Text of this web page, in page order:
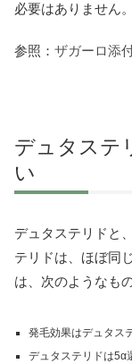
必要はありません。
参照： ザガーロ添
デュタステ
い
デュタステリドと
テリドは、ほぼ同
は、次のようなも
発毛効果はデュタス
デュタステリドは